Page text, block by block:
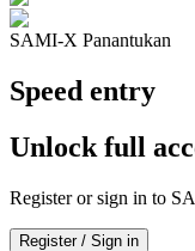
SAMI-X Panantukan
Speed entry
Unlock full
Register or sign in to
Register / Sign in